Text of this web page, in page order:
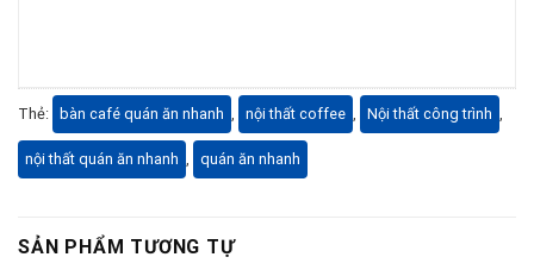
Thẻ: bàn café quán ăn nhanh , nội thất coffee , Nội thất công trình ,
nội thất quán ăn nhanh , quán ăn nhanh
SẢN PHẨM TƯƠNG TỰ